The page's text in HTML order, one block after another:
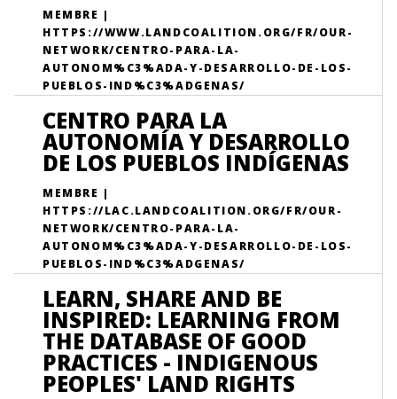
MEMBRE |
HTTPS://WWW.LANDCOALITION.ORG/FR/OUR-
NETWORK/CENTRO-PARA-LA-
AUTONOM%C3%ADA-Y-DESARROLLO-DE-LOS-
PUEBLOS-IND%C3%ADGENAS/
CENTRO PARA LA
AUTONOMÍA Y DESARROLLO
DE LOS PUEBLOS INDÍGENAS
MEMBRE |
HTTPS://LAC.LANDCOALITION.ORG/FR/OUR-
NETWORK/CENTRO-PARA-LA-
AUTONOM%C3%ADA-Y-DESARROLLO-DE-LOS-
PUEBLOS-IND%C3%ADGENAS/
LEARN, SHARE AND BE
INSPIRED: LEARNING FROM
THE DATABASE OF GOOD
PRACTICES - INDIGENOUS
PEOPLES' LAND RIGHTS